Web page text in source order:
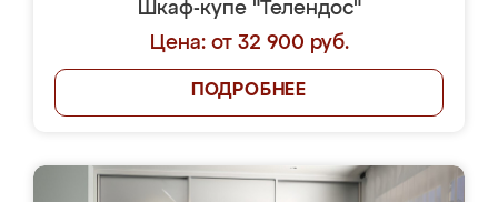
Шкаф-купе "Телендос"
Цена: от 32 900 руб.
ПОДРОБНЕЕ